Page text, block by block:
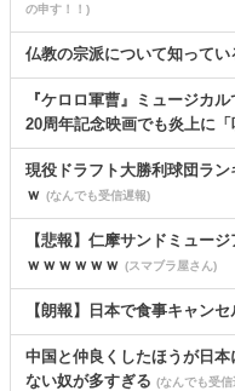
の申す！！)
仏教の宗派について知ってい
『ケロロ軍曹』ミュージカ
20周年記念映画でも炎上に
現役ドラフト大勝利球団ラ
ｗ (なんでも受信遅報)
【悲報】仁摩サンドミュー
ｗｗｗｗｗｗ (スマブラ屋さん)
【朗報】日本で食事キャン
中国と仲良くしたほうが日
ない奴が多すぎる (なんでも受信